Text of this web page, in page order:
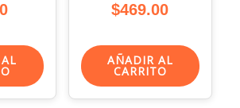
$469.00
AÑADIR AL
CARRITO